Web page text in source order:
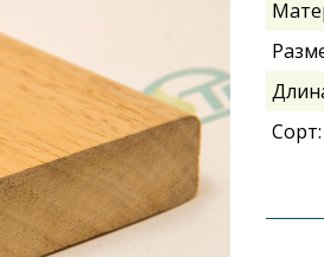
Сорт: